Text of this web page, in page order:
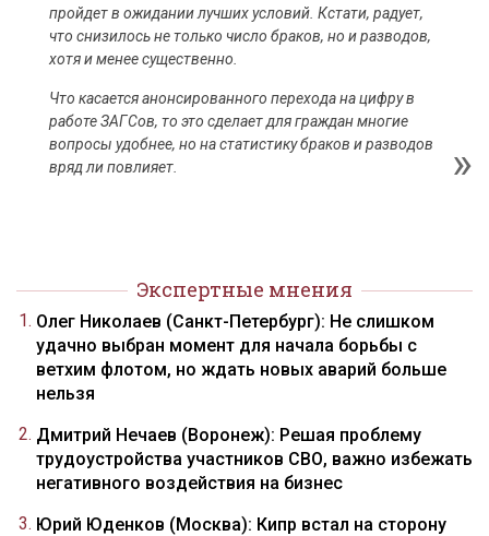
пройдет в ожидании лучших условий. Кстати, радует,
что снизилось не только число браков, но и разводов,
хотя и менее существенно.
Что касается анонсированного перехода на цифру в
работе ЗАГСов, то это сделает для граждан многие
вопросы удобнее, но на статистику браков и разводов
вряд ли повлияет.
Экспертные мнения
Олег Николаев (Санкт-Петербург): Не слишком
удачно выбран момент для начала борьбы с
ветхим флотом, но ждать новых аварий больше
нельзя
Дмитрий Нечаев (Воронеж): Решая проблему
трудоустройства участников СВО, важно избежать
негативного воздействия на бизнес
Юрий Юденков (Москва): Кипр встал на сторону